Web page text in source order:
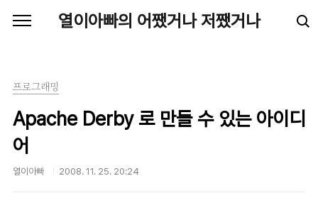
열이아빠의 어쨌거나 저쨌거나
프로그래밍
Apache Derby 로 만들 수 있는 아이디
어
열이아빠 2008. 11. 25. 20:24